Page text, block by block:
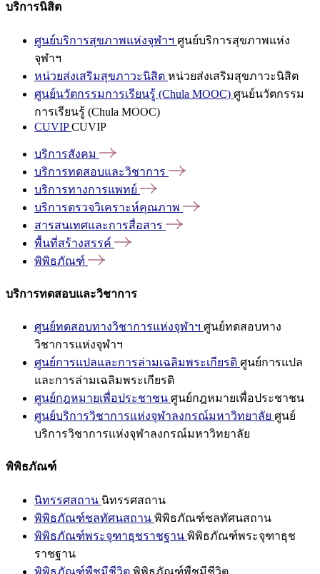
บริการนิสิต
ศูนย์บริการสุขภาพแห่งจุฬาฯ ศูนย์บริการสุขภาพแห่ง
จุฬาฯ
หน่วยส่งเสริมสุขภาวะนิสิต หน่วยส่งเสริมสุขภาวะนิสิต
ศูนย์นวัตกรรมการเรียนรู้ (Chula MOOC) ศูนย์นวัตกรรม
การเรียนรู้ (Chula MOOC)
CUVIPCUVIP
บริการสังคม
บริการทดสอบและวิชาการ
บริการทางการแพทย์
บริการตรวจวิเคราะห์คุณภาพ
สารสนเทศและการสื่อสาร
พื้นที่สร้างสรรค์
พิพิธภัณฑ์
บริการทดสอบและวิชาการ
ศูนย์ทดสอบทางวิชาการแห่งจุฬาฯ ศูนย์ทดสอบทาง
วิชาการแห่งจุฬาฯ
ศูนย์การแปลและการล่ามเฉลิมพระเกียรติ ศูนย์การแปล
และการล่ามเฉลิมพระเกียรติ
ศูนย์กฎหมายเพื่อประชาชน ศูนย์กฎหมายเพื่อประชาชน
ศูนย์บริการวิชาการแห่งจุฬาลงกรณ์มหาวิทยาลัย ศูนย์
บริการวิชาการแห่งจุฬาลงกรณ์มหาวิทยาลัย
พิพิธภัณฑ์
นิทรรศสถาน นิทรรศสถาน
พิพิธภัณฑ์ชลทัศนสถาน พิพิธภัณฑ์ชลทัศนสถาน
พิพิธภัณฑ์พระจุฑาธุชราชฐาน พิพิธภัณฑ์พระจุฑาธุช
ราชฐาน
พิพิธภัณฑ์พืชมีชีวิต พิพิธภัณฑ์พืชมีชีวิต